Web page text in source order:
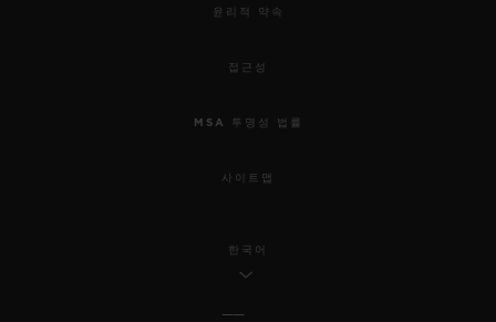
윤리적 약속
접근성
MSA 투명성 법률
사이트맵
한국어